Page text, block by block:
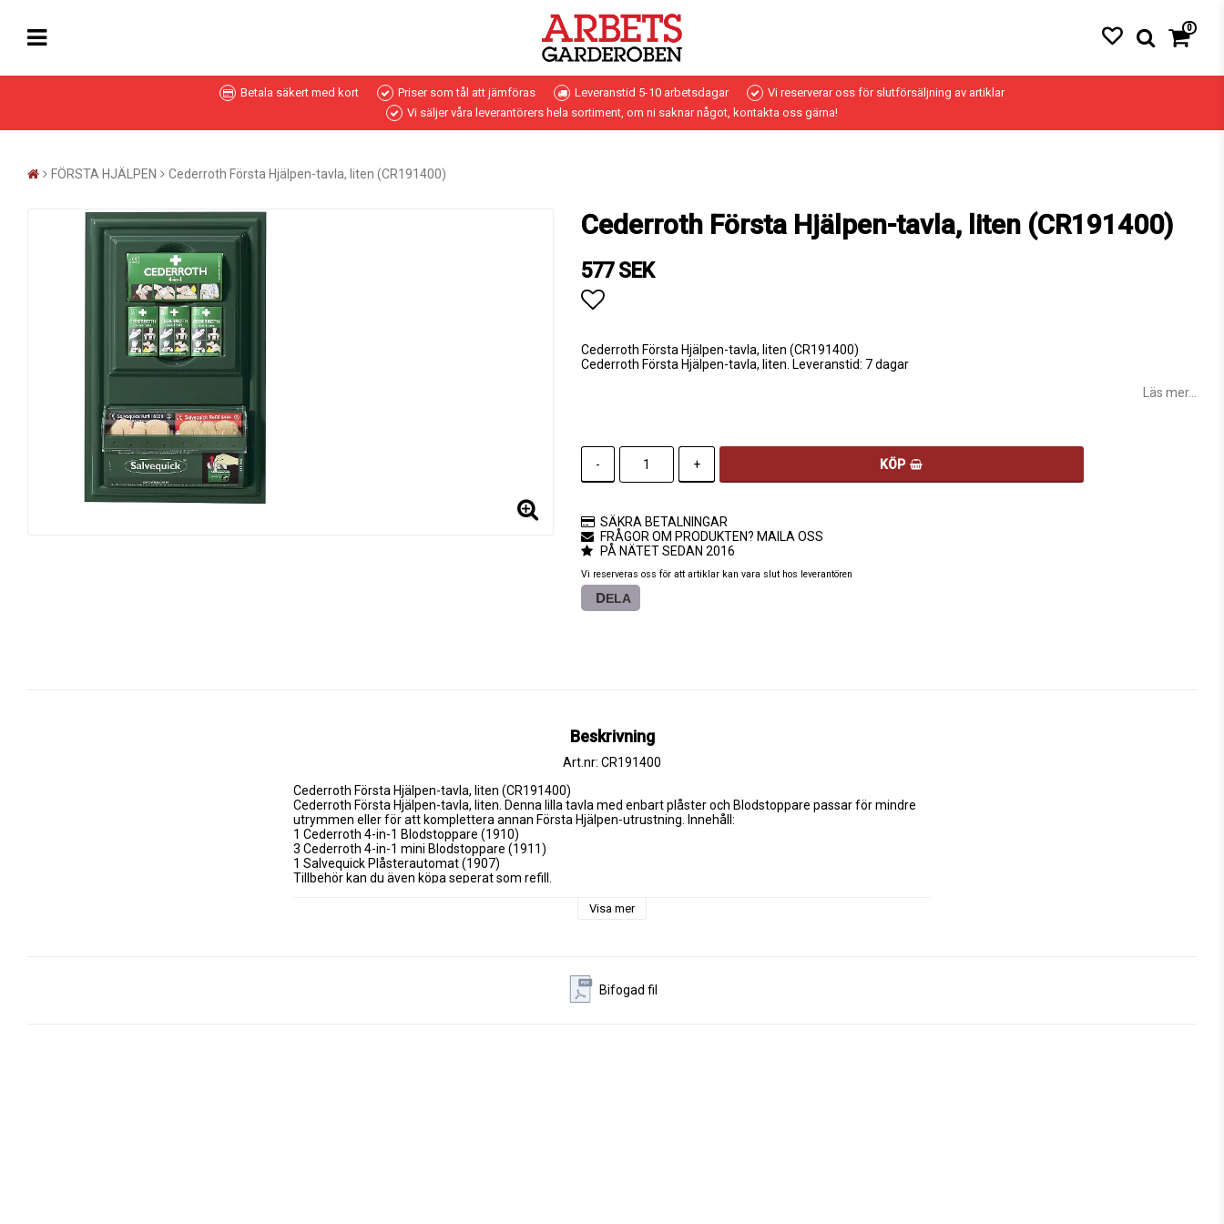
0
Betala säkert med kort Priser som tål att jämföras Leveranstid 5-10 arbetsdagar
Vi reserverar oss för slutförsäljning av artiklar
Vi säljer våra leverantörers hela sortiment, om ni saknar något, kontakta oss gärna!
FÖRSTA HJÄLPEN Cederroth Första Hjälpen-tavla, liten (CR191400)
Cederroth Första Hjälpen-tavla, liten (CR191400)
577 SEK
Cederroth Första Hjälpen-tavla, liten (CR191400)
Cederroth Första Hjälpen-tavla, liten. Leveranstid: 7 dagar
Läs mer...
- + KÖP
SÄKRA BETALNINGAR
FRÅGOR OM PRODUKTEN? MAILA OSS
PÅ NÄTET SEDAN 2016
Vi reserveras oss för att artiklar kan vara slut hos leverantören
DELA
Beskrivning
Art.nr: CR191400
Cederroth Första Hjälpen-tavla, liten (CR191400)
Cederroth Första Hjälpen-tavla, liten. Denna lilla tavla med enbart plåster och Blodstoppare passar för mindre
utrymmen eller för att komplettera annan Första Hjälpen-utrustning. Innehåll:
1 Cederroth 4-in-1 Blodstoppare (1910)
3 Cederroth 4-in-1 mini Blodstoppare (1911)
1 Salvequick Plåsterautomat (1907)
Tillbehör kan du även köpa seperat som refill.
Visa mer
Bifogad fil